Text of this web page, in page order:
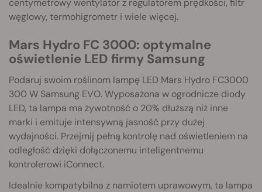
centymetrowy wentylator z regulatorem prędkości, filtr
węglowy, termohigrometr i wiele więcej.
Mars Hydro FC 3000: optymalne
oświetlenie LED firmy Samsung
Podaruj swoim roślinom lampę LED Mars Hydro FC3000
300 W Samsung EVO. Wyposażona w ogrodnicze diody
LED, ta lampa ma żywotność o 20% dłuższą niż inne
marki i emituje intensywną jasność przy dużej
wydajności. Przejmij pełną kontrolę nad oświetleniem na
odległość dzięki dołączonemu inteligentnemu
kontrolerowi iConnect.
Idealnie kompatybilna z namiotem uprawowym, ta lampa